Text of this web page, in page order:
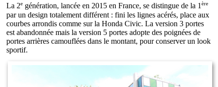
La 2e génération, lancée en 2015 en France, se distingue de la 1ère
par un design totalement différent : fini les lignes acérés, place aux
courbes arrondis comme sur la Honda Civic. La version 3 portes
est abandonnée mais la version 5 portes adopte des poignées de
portes arrières camouflées dans le montant, pour conserver un look
sportif.